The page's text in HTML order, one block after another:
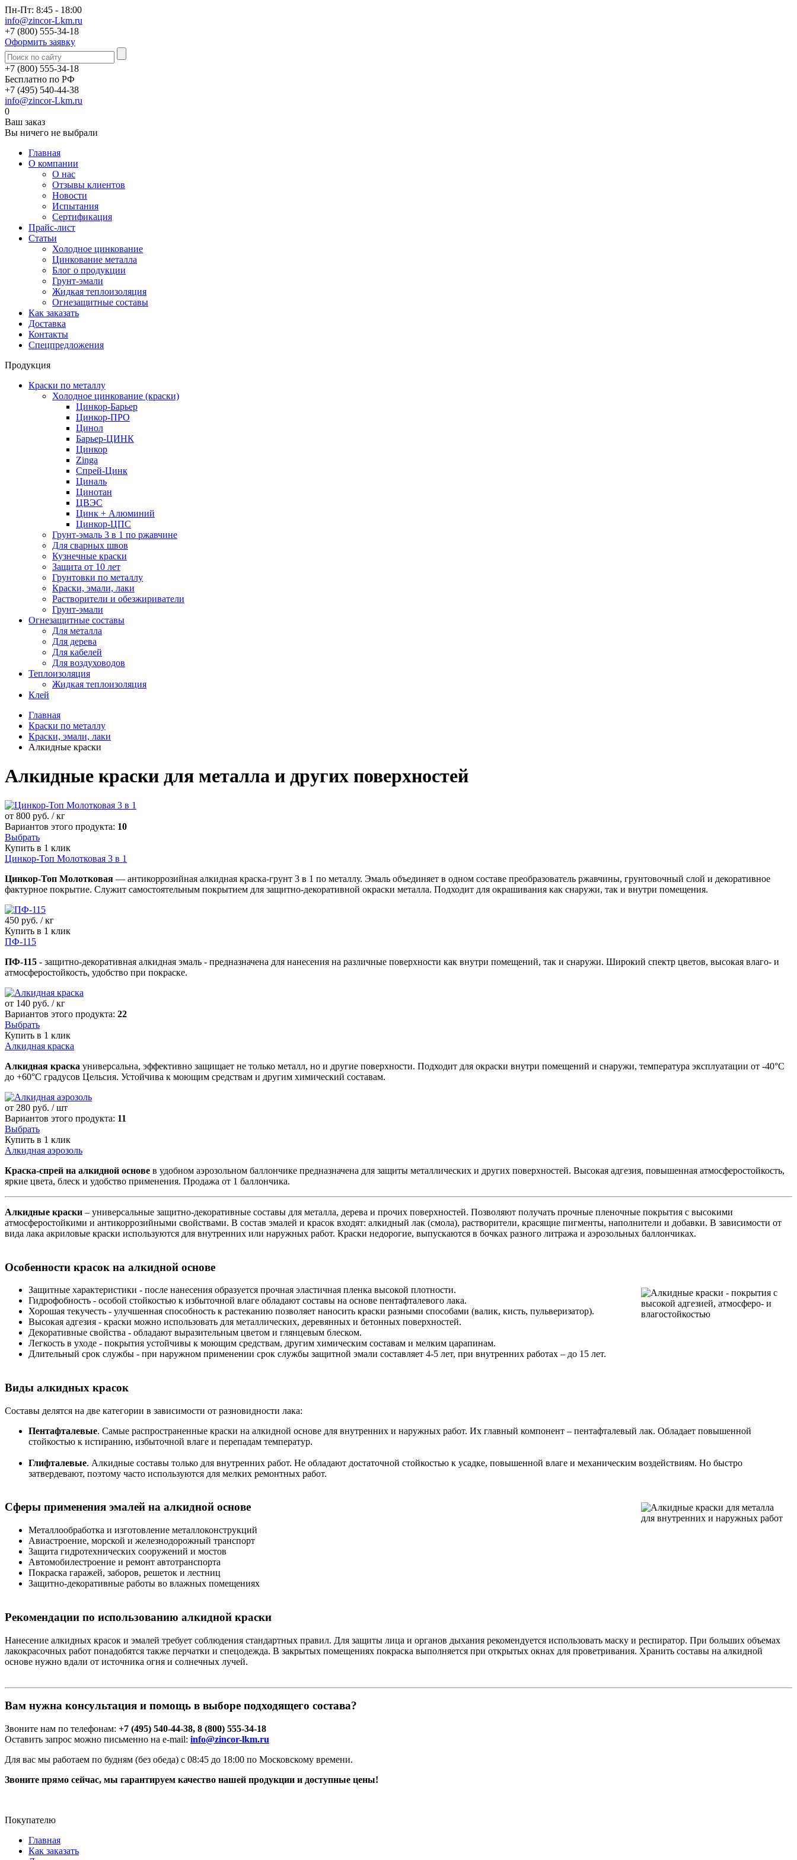
Пн-Пт: 8:45 - 18:00
info@zincor-Lkm.ru
+7 (800) 555-34-18
Оформить заявку
+7 (800) 555-34-18
Бесплатно по РФ
+7 (495) 540-44-38
info@zincor-Lkm.ru
0
Ваш заказ
Вы ничего не выбрали
Главная
О компании
О нас
Отзывы клиентов
Новости
Испытания
Сертификация
Прайс-лист
Статьи
Холодное цинкование
Цинкование металла
Блог о продукции
Грунт-эмали
Жидкая теплоизоляция
Огнезащитные составы
Как заказать
Доставка
Контакты
Спецпредложения
Продукция
Краски по металлу
Холодное цинкование (краски)
Цинкор-Барьер
Цинкор-ПРО
Цинол
Барьер-ЦИНК
Цинкор
Zinga
Спрей-Цинк
Циналь
Цинотан
ЦВЭС
Цинк + Алюминий
Цинкор-ЦПС
Грунт-эмаль 3 в 1 по ржавчине
Для сварных швов
Кузнечные краски
Защита от 10 лет
Грунтовки по металлу
Краски, эмали, лаки
Растворители и обезжириватели
Грунт-эмали
Огнезащитные составы
Для металла
Для дерева
Для кабелей
Для воздуховодов
Теплоизоляция
Жидкая теплоизоляция
Клей
Главная
Краски по металлу
Краски, эмали, лаки
Алкидные краски
Алкидные краски для металла и других поверхностей
от 800 руб. / кг
Вариантов этого продукта: 10
Выбрать
Купить в 1 клик
Цинкор-Топ Молотковая 3 в 1
Цинкор-Топ Молотковая — антикоррозийная алкидная краска-грунт 3 в 1 по металлу. Эмаль объединяет в одном составе преобразователь ржавчины, грунтовочный слой и декоративное
фактурное покрытие. Служит самостоятельным покрытием для защитно-декоративной окраски металла. Подходит для окрашивания как снаружи, так и внутри помещения.
450 руб. / кг
Купить в 1 клик
ПФ-115
ПФ-115 - защитно-декоративная алкидная эмаль - предназначена для нанесения на различные поверхности как внутри помещений, так и снаружи. Широкий спектр цветов, высокая влаго- и
атмосферостойкость, удобство при покраске.
от 140 руб. / кг
Вариантов этого продукта: 22
Выбрать
Купить в 1 клик
Алкидная краска
Алкидная краска универсальна, эффективно защищает не только металл, но и другие поверхности. Подходит для окраски внутри помещений и снаружи, температура эксплуатации от -40°С
до +60°С градусов Цельсия. Устойчива к моющим средствам и другим химический составам.
от 280 руб. / шт
Вариантов этого продукта: 11
Выбрать
Купить в 1 клик
Алкидная аэрозоль
Краска-спрей на алкидной основе в удобном аэрозольном баллончике предназначена для защиты металлических и других поверхностей. Высокая адгезия, повышенная атмосферостойкость,
яркие цвета, блеск и удобство применения. Продажа от 1 баллончика.
Алкидные краски – универсальные защитно-декоративные составы для металла, дерева и прочих поверхностей. Позволяют получать прочные пленочные покрытия с высокими
атмосферостойкими и антикоррозийными свойствами. В состав эмалей и красок входят: алкидный лак (смола), растворители, красящие пигменты, наполнители и добавки. В зависимости от
вида лака акриловые краски используются для внутренних или наружных работ. Краски недорогие, выпускаются в бочках разного литража и аэрозольных баллончиках.
Особенности красок на алкидной основе
Защитные характеристики - после нанесения образуется прочная эластичная пленка высокой плотности.
Гидрофобность - особой стойкостью к избыточной влаге обладают составы на основе пентафталевого лака.
Хорошая текучесть - улучшенная способность к растеканию позволяет наносить краски разными способами (валик, кисть, пульверизатор).
Высокая адгезия - краски можно использовать для металлических, деревянных и бетонных поверхностей.
Декоративные свойства - обладают выразительным цветом и глянцевым блеском.
Легкость в уходе - покрытия устойчивы к моющим средствам, другим химическим составам и мелким царапинам.
Длительный срок службы - при наружном применении срок службы защитной эмали составляет 4-5 лет, при внутренних работах – до 15 лет.
Виды алкидных красок
Составы делятся на две категории в зависимости от разновидности лака:
Пентафталевые. Самые распространенные краски на алкидной основе для внутренних и наружных работ. Их главный компонент – пентафталевый лак. Обладает повышенной
стойкостью к истиранию, избыточной влаге и перепадам температур.
Глифталевые. Алкидные составы только для внутренних работ. Не обладают достаточной стойкостью к усадке, повышенной влаге и механическим воздействиям. Но быстро
затвердевают, поэтому часто используются для мелких ремонтных работ.
Сферы применения эмалей на алкидной основе
Металлообработка и изготовление металлоконструкций
Авиастроение, морской и железнодорожный транспорт
Защита гидротехнических сооружений и мостов
Автомобилестроение и ремонт автотранспорта
Покраска гаражей, заборов, решеток и лестниц
Защитно-декоративные работы во влажных помещениях
Рекомендации по использованию алкидной краски
Нанесение алкидных красок и эмалей требует соблюдения стандартных правил. Для защиты лица и органов дыхания рекомендуется использовать маску и респиратор. При больших объемах
лакокрасочных работ понадобятся также перчатки и спецодежда. В закрытых помещениях покраска выполняется при открытых окнах для проветривания. Хранить составы на алкидной
основе нужно вдали от источника огня и солнечных лучей.
Вам нужна консультация и помощь в выборе подходящего состава?
Звоните нам по телефонам: +7 (495) 540-44-38, 8 (800) 555-34-18
Оставить запрос можно письменно на e-mail: info@zincor-lkm.ru​
Для вас мы работаем по будням (без обеда) с 08:45 до 18:00 по Московскому времени.
Звоните прямо сейчас, мы гарантируем качество нашей продукции и доступные цены!
Покупателю
Главная
Как заказать